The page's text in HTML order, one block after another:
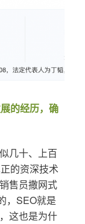
的经历，确
几十、上百
的资深技术
售员撒网式
，SEO就是
这也是为什